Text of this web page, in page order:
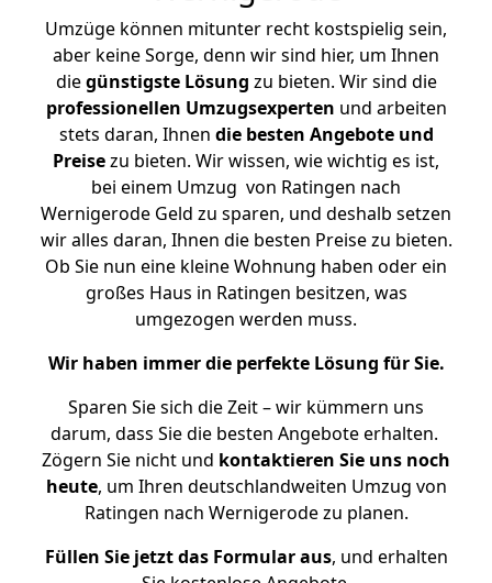
Umzüge können mitunter recht kostspielig sein,
aber keine Sorge, denn wir sind hier, um Ihnen
diegünstigste Lösung zu bieten. Wir sind die
professionellen Umzugsexperten und arbeiten
stets daran, Ihnen die besten Angebote und
Preisezu bieten. Wir wissen, wie wichtig es ist,
bei einem Umzug von Ratingen nach
Wernigerode Geld zu sparen, und deshalb setzen
wir alles daran, Ihnen die besten Preise zu bieten.
Ob Sie nun eine kleine Wohnung haben oder ein
großes Haus in Ratingen besitzen, was
umgezogen werden muss.
Wir haben immer die perfekte Lösung für Sie.
Sparen Sie sich die Zeit – wir kümmern uns
darum, dass Sie die besten Angebote erhalten.
Zögern Sie nicht und kontaktieren Sie uns noch
heute, um Ihren deutschlandweiten Umzug von
Ratingen nach Wernigerode zu planen.
Füllen Sie jetzt das Formular aus, und erhalten